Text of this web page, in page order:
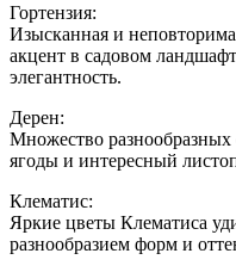
Гортензия:
Изысканная и
акцент в садовом
элегантность.
Дерен:
Множество разнообразных
ягоды и интересный
Клематис:
Яркие цветы Клематиса
разнообразием форм и